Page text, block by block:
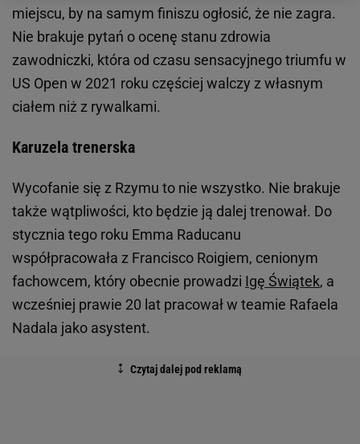
miejscu, by na samym finiszu ogłosić, że nie zagra.
Nie brakuje pytań o ocenę stanu zdrowia
zawodniczki, która od czasu sensacyjnego triumfu w
US Open w 2021 roku częściej walczy z własnym
ciałem niż z rywalkami.
Karuzela trenerska
Wycofanie się z Rzymu to nie wszystko. Nie brakuje
także wątpliwości, kto będzie ją dalej trenował. Do
stycznia tego roku Emma Raducanu
współpracowała z Francisco Roigiem, cenionym
fachowcem, który obecnie prowadzi Igę Świątek, a
wcześniej prawie 20 lat pracował w teamie Rafaela
Nadala jako asystent.